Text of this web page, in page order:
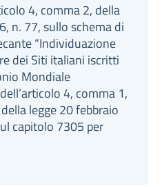
4, comma 2, della
n. 77, sullo schema di
“Individuazione
dei Siti italiani iscritti
Mondiale
4, comma 1,
legge 20 febbraio
capitolo 7305 per